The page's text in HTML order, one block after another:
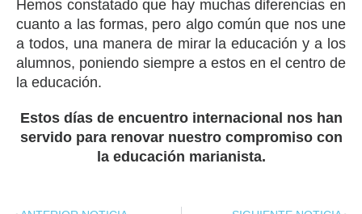
Hemos constatado que hay muchas diferencias en
cuanto a las formas, pero algo común que nos une
a todos, una manera de mirar la educación y a los
alumnos, poniendo siempre a estos en el centro de
la educación.
Estos días de encuentro internacional nos han
servido para renovar nuestro compromiso con
la educación marianista.